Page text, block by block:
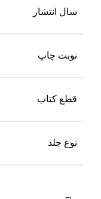
سال انتشار
نوبت چاپ
قطع کتاب
نوع جلد